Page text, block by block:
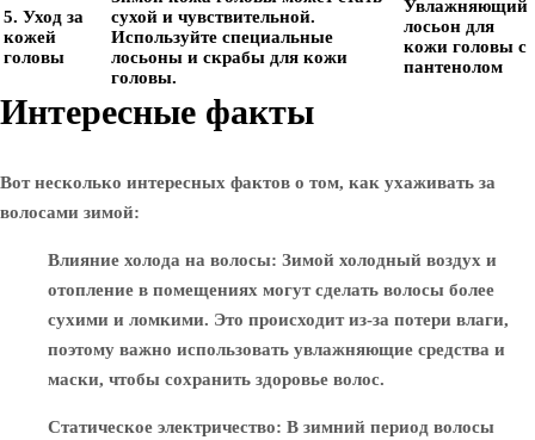
5. Уход за
кожей
головы
сухой и чувствительной.
Используйте специальные
лосьоны и скрабы для кожи
головы.
Увлажняющий
лосьон для
кожи головы с
пантенолом
Интересные факты
Вот несколько интересных фактов о том, как ухаживать за
волосами зимой:
Влияние холода на волосы: Зимой холодный воздух и
отопление в помещениях могут сделать волосы более
сухими и ломкими. Это происходит из-за потери влаги,
поэтому важно использовать увлажняющие средства и
маски, чтобы сохранить здоровье волос.
Статическое электричество: В зимний период волосы